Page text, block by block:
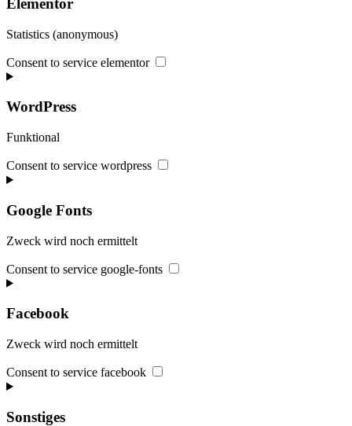
Elementor
Statistics (anonymous)
Consent to service elementor
WordPress
Funktional
Consent to service wordpress
Google Fonts
Zweck wird noch ermittelt
Consent to service google-fonts
Facebook
Zweck wird noch ermittelt
Consent to service facebook
Sonstiges